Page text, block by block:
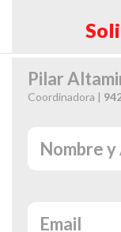
Pilar
Coordinadora |